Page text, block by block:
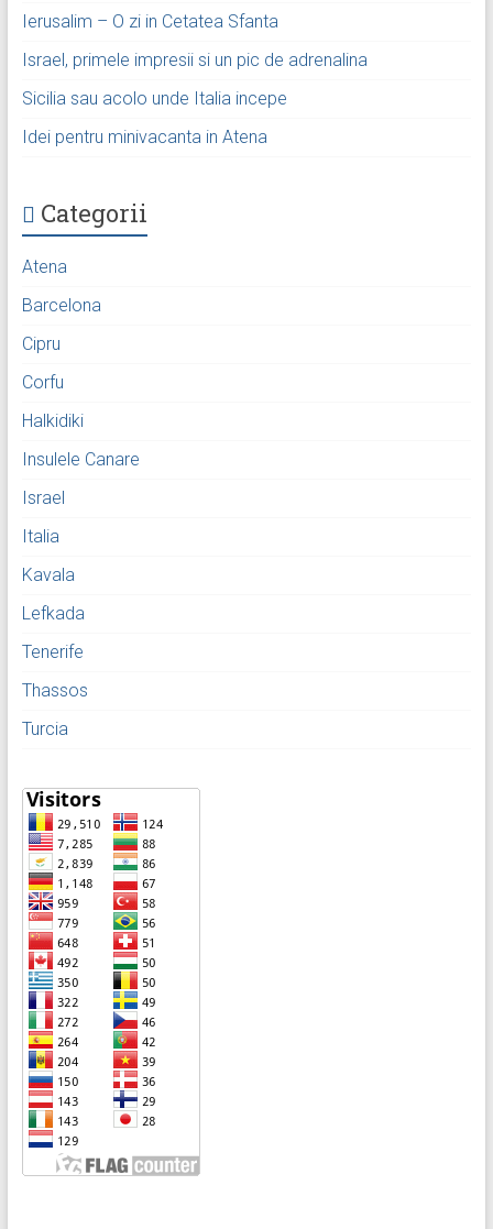
Ierusalim – O zi in Cetatea Sfanta
Israel, primele impresii si un pic de adrenalina
Sicilia sau acolo unde Italia incepe
Idei pentru minivacanta in Atena
Categorii
Atena
Barcelona
Cipru
Corfu
Halkidiki
Insulele Canare
Israel
Italia
Kavala
Lefkada
Tenerife
Thassos
Turcia